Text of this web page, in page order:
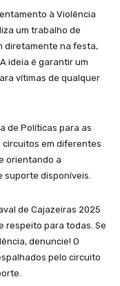
à Violência
um trabalho de
diretamente na festa,
ideia é garantir um
vítimas de qualquer
de Políticas para as
circuitos em diferentes
orientando a
suporte disponíveis.
de Cajazeiras 2025
respeito para todas. Se
denuncie! O
pelo circuito